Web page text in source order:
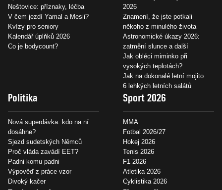
Neštovice: příznaky, léčba
V čem jezdí Yamal a Mesii?
Kvízy pro seniory
Kalendář úplňků 2026
Co je bodycount?
2026
Znamení, že jste potkali
někoho z minulého života
Astronomické úkazy 2026:
zatmění slunce a další
Jak obléci miminko při
vysokých teplotách?
Jak na dokonalé letní mojito
6 lehkých letních salátů
Politika
Nová superdávka: kdo na ní
dosáhne?
Sjezd sudetských Němců
Proč vláda zavádí EET?
Padni komu padni
Výpověď z práce vzor
Divoký kačer
Sport 2026
MMA
Fotbal 2026/27
Hokej 2026
Tenis 2026
F1 2026
Atletika 2026
Cyklistika 2026